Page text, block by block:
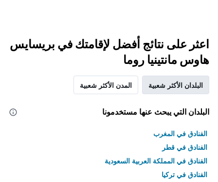
اعثر على نتائج أفضل لإقامتك في بريسايس
هاوس مانتينيا روما
البلدان الأكثر شعبية المدن الأكثر شعبية
البلدان التي يبحث عنها مستخدمونا
الفنادق في المغرب
الفنادق في قطر
الفنادق في المملكة العربية السعودية
الفنادق في تركيا